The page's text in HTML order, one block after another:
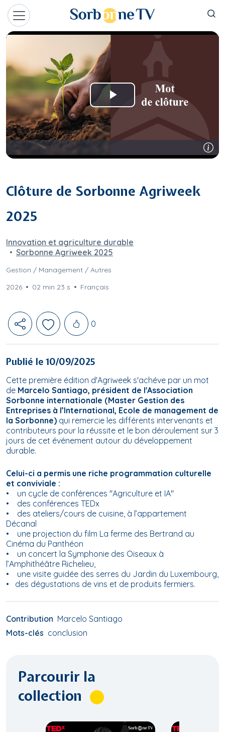
Aller au contenu principal
Clôture de Sorbonne Agriweek
2025
Innovation et agriculture durable
Sorbonne Agriweek 2025
Gestion / Management / Autres
2026
02 min 23 s Français
Likes
0
Publié le 10/09/2025
Cette première édition d'Agriweek s'achéve par un mot
de Marcelo Santiago, président de l'Association
Sorbonne internationale (Master Gestion des
Entreprises à l’International, Ecole de management de
la Sorbonne) qui remercie les différents intervenants et
contributeurs pour la réussite et le bon déroulement sur 3
jours de cet événement autour du développement
durable.
Celui-ci a permis une riche programmation culturelle
et conviviale :
• un cycle de conférences "Agriculture et IA"
• des conférences TEDx
• des ateliers/cours de cuisine, à l’appartement
Décanal
• une projection du film La ferme des Bertrand au
Cinéma du Panthéon
• un concert la Symphonie des Oiseaux à
l’Amphithéâtre Richelieu,
• une visite guidée des serres du Jardin du Luxembourg,
• des dégustations de vins et de produits fermiers.
Contribution Marcelo Santiago
Mots-clés conclusion
Parcourir la
collection
Panneau de gestion des cookies